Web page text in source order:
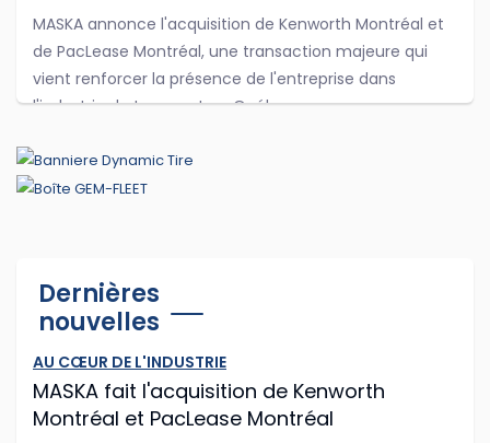
MASKA annonce l'acquisition de Kenworth Montréal et
de PacLease Montréal, une transaction majeure qui
vient renforcer la présence de l'entreprise dans
l'industrie du transport au Québec.
...
Aoû 03, 2026
renforce sa présence dans les véhicules
lourds
Saniquip-Bergor, une société de UAP, annonce
l'acquisition d'Hydraline, une entreprise reconnue dans
les pièces hydrauliques, pneumatiques et les
équipements destinés au secteur de la collecte...
Dernières
nouvelles
AU CŒUR DE L'INDUSTRIE
MASKA fait l'acquisition de Kenworth
Montréal et PacLease Montréal